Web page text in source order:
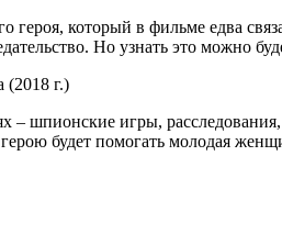
героя, который в фильме едва
Но узнать это можно
(2018 г.)
– шпионские игры,
будет помогать молодая